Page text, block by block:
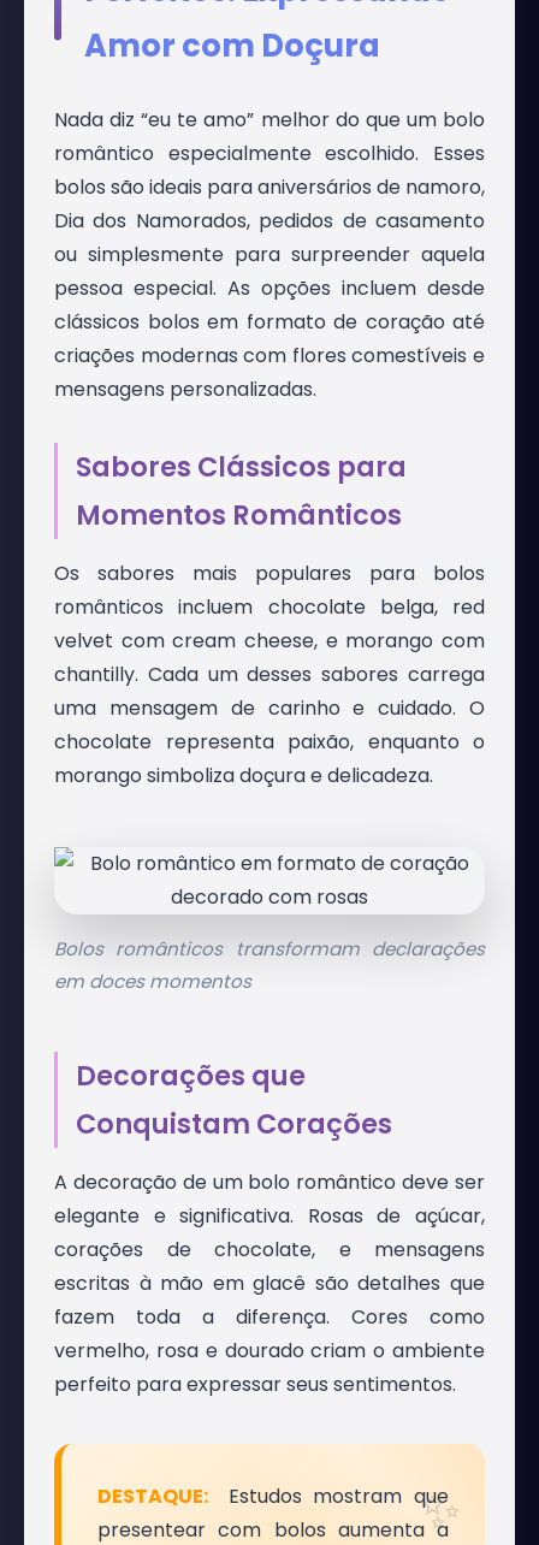
Amor com Doçura
Nada diz “eu te amo” melhor do que um bolo
romântico especialmente escolhido. Esses
bolos são ideais para aniversários de namoro,
Dia dos Namorados, pedidos de casamento
ou simplesmente para surpreender aquela
pessoa especial. As opções incluem desde
clássicos bolos em formato de coração até
criações modernas com flores comestíveis e
mensagens personalizadas.
Sabores Clássicos para
Momentos Românticos
Os sabores mais populares para bolos
românticos incluem chocolate belga, red
velvet com cream cheese, e morango com
chantilly. Cada um desses sabores carrega
uma mensagem de carinho e cuidado. O
chocolate representa paixão, enquanto o
morango simboliza doçura e delicadeza.
Bolos românticos transformam declarações
em doces momentos
Decorações que
Conquistam Corações
A decoração de um bolo romântico deve ser
elegante e significativa. Rosas de açúcar,
corações de chocolate, e mensagens
escritas à mão em glacê são detalhes que
fazem toda a diferença. Cores como
vermelho, rosa e dourado criam o ambiente
perfeito para expressar seus sentimentos.
Estudos mostram que
presentear com bolos aumenta a